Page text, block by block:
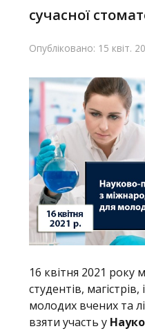
сучасної
Опубліковано: 15 квіт.
16 квітня 2021 року
студентів, магістрів,
молодих вчених та
взяти участь у